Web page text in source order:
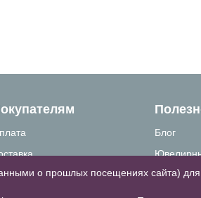
сделать заказ
Блог
Вопросы
о прошлых посещениях сайта) для